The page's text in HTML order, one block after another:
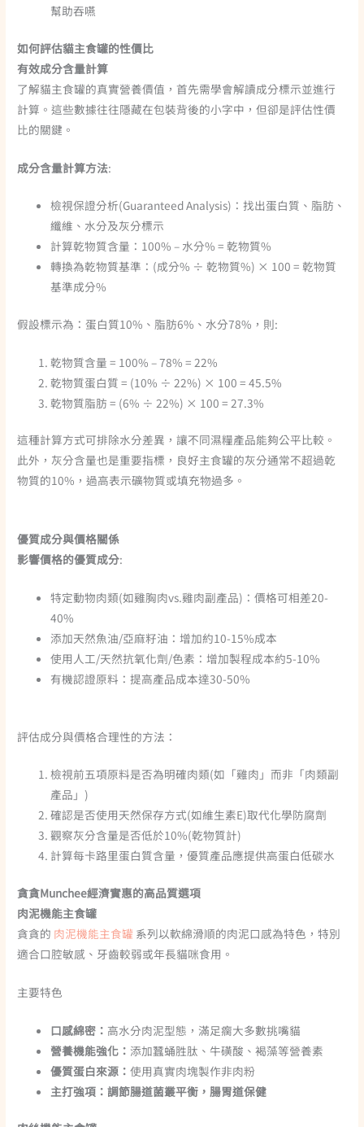
幫助吞嚥
如何評估貓主食罐的性價比
有效成分含量計算
了解貓主食罐的真實營養價值，首先需學會解讀成分標示並進行
計算。這些數據往往隱藏在包裝背後的小字中，但卻是評估性價
比的關鍵。
成分含量計算方法:
檢視保證分析(Guaranteed Analysis)：找出蛋白質、脂肪、
纖維、水分及灰分標示
計算乾物質含量：100% – 水分% = 乾物質%
轉換為乾物質基準：(成分% ÷ 乾物質%) × 100 = 乾物質
基準成分%
假設標示為：蛋白質10%、脂肪6%、水分78%，則:
乾物質含量 = 100% – 78% = 22%
乾物質蛋白質 = (10% ÷ 22%) × 100 = 45.5%
乾物質脂肪 = (6% ÷ 22%) × 100 = 27.3%
這種計算方式可排除水分差異，讓不同濕糧產品能夠公平比較。
此外，灰分含量也是重要指標，良好主食罐的灰分通常不超過乾
物質的10%，過高表示礦物質或填充物過多。
優質成分與價格關係
影響價格的優質成分:
特定動物肉類(如雞胸肉vs.雞肉副產品)：價格可相差20-
40%
添加天然魚油/亞麻籽油：增加約10-15%成本
使用人工/天然抗氧化劑/色素：增加製程成本約5-10%
有機認證原料：提高產品成本達30-50%
評估成分與價格合理性的方法：
檢視前五項原料是否為明確肉類(如「雞肉」而非「肉類副
產品」)
確認是否使用天然保存方式(如維生素E)取代化學防腐劑
觀察灰分含量是否低於10%(乾物質計)
計算每卡路里蛋白質含量，優質產品應提供高蛋白低碳水
貪貪Munchee經濟實惠的高品質選項
肉泥機能主食罐
貪貪的 肉泥機能主食罐 系列以軟綿滑順的肉泥口感為特色，特別
適合口腔敏感、牙齒較弱或年長貓咪食用。
主要特色
口感綿密： 高水分肉泥型態，滿足瘸大多數挑嘴貓
營養機能強化： 添加蠶蛹胜肽、牛磺酸、褐藻等營養素
優質蛋白來源：使用真實肉塊製作非肉粉
主打強項：調節腸道菌叢平衡，腸胃道保健